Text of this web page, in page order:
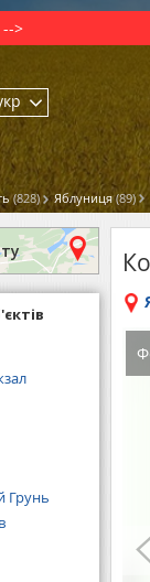
>
(828) Яблуниця (89)
Грунь